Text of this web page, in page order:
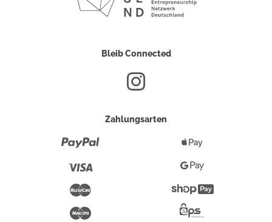
Bleib Connected
Zahlungsarten
Maestro
Pay
Google
PayShopify